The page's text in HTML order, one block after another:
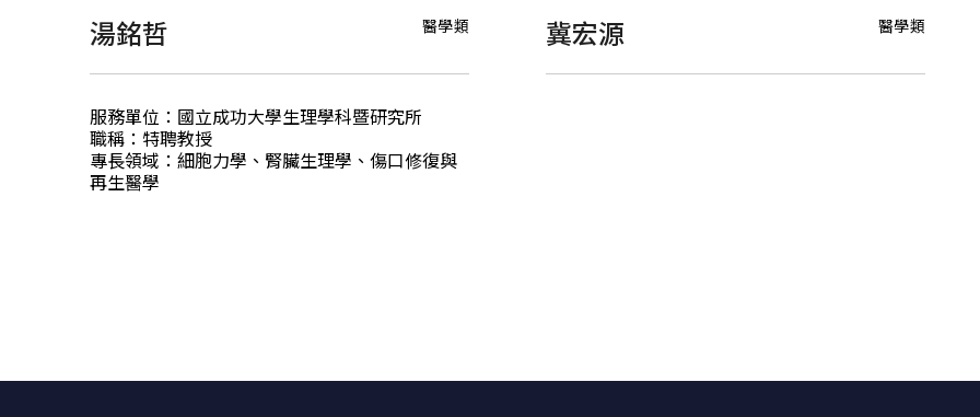
湯銘哲 醫學類
服務單位：國立成功大學生理學科暨研究所
職稱：特聘教授
專長領域：細胞力學、腎臟生理學、傷口修復與
再生醫學
冀宏源 醫學類